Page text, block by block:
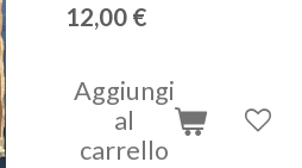
12,00 €
Aggiungi
al
carrello